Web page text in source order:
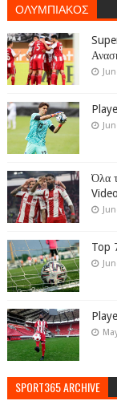
ΟΛΥΜΠΙΑΚΟΣ
Όλα
Video
Top
SPORT365 ARCHIVE